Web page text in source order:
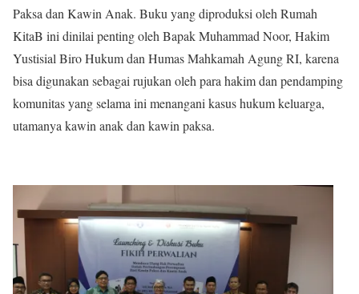
Paksa dan Kawin Anak. Buku yang diproduksi oleh Rumah
KitaB ini dinilai penting oleh Bapak Muhammad Noor, Hakim
Yustisial Biro Hukum dan Humas Mahkamah Agung RI, karena
bisa digunakan sebagai rujukan oleh para hakim dan pendamping
komunitas yang selama ini menangani kasus hukum keluarga,
utamanya kawin anak dan kawin paksa.